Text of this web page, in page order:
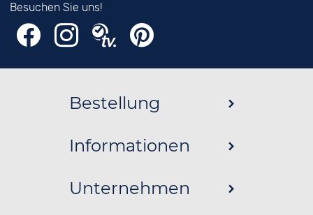
Besuchen Sie uns!
Bestellung
Informationen
Unternehmen